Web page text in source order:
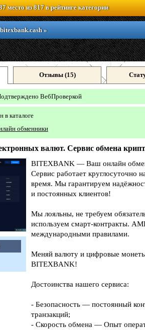
место из 817 в рейтинге категории
»
Отзывы (15)
ВебПроверкой
в каталоге
обменники
валют. Сервис обмена
BITEXBANK — Ваш онлайн
Сервис работает круглосуточно
время. Мы гарантируем
и постоянных клиентов!
Мы лояльны, не требуем
используем смарт-контракты.
международными правилами.
Меняй валюту и цифровые
BITEXBANK!
Достоинства нашего сервиса:
- Безопасность — постоянный
транзакций;
- Скорость обмена — Опыт